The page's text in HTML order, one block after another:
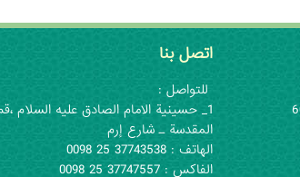
اتصل بنا
للتواصل :
1_ حسينية الامام الصادق عليه السلام
المقدسة ـ شارع إرم
الهاتف : 37743538 25 0098
الفاكس : 37747557 25 0098